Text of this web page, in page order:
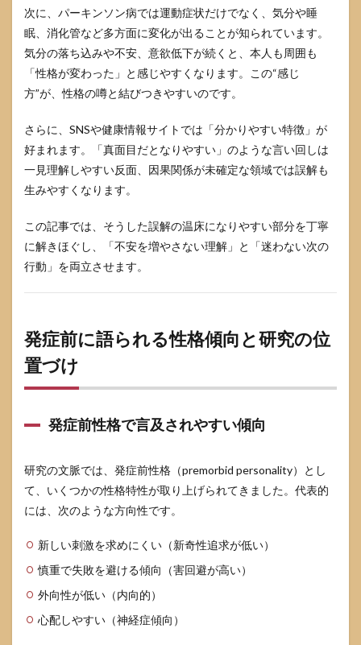
で見
うが
判断
すい
っぽ
い睡
眠」
だけ
は見
ない
の観
察ポ
ト
受診
相談
を考
リス
フロ
5.1
ック
リス
ト：
の目
を“生
次に、パーキンソン病では運動症状だけでなく、気分や睡
眠、消化管など多方面に変化が出ることが知られています。
気分の落ち込みや不安、意欲低下が続くと、本人も周囲も
「性格が変わった」と感じやすくなります。この“感じ
方”が、性格の噂と結びつきやすいのです。
さらに、SNSや健康情報サイトでは「分かりやすい特徴」が
好まれます。「真面目だとなりやすい」のような言い回しは
一見理解しやすい反面、因果関係が未確定な領域では誤解も
生みやすくなります。
この記事では、そうした誤解の温床になりやすい部分を丁寧
に解きほぐし、「不安を増やさない理解」と「迷わない次の
行動」を両立させます。
発症前に語られる性格傾向と研究の位
置づけ
発症前性格で言及されやすい傾向
研究の文脈では、発症前性格（premorbid personality）とし
て、いくつかの性格特性が取り上げられてきました。代表的
には、次のような方向性です。
新しい刺激を求めにくい（新奇性追求が低い）
慎重で失敗を避ける傾向（害回避が高い）
外向性が低い（内向的）
心配しやすい（神経症傾向）